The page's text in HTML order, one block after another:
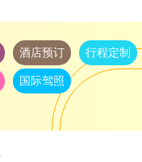
酒店预订 行程定制
国际驾照